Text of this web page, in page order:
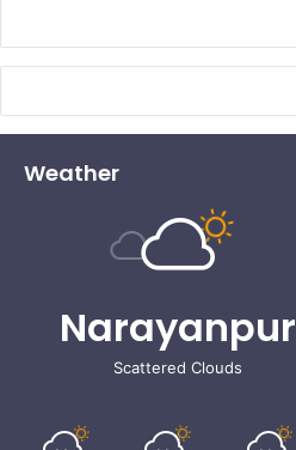
Weather
Narayanpur
Scattered Clouds